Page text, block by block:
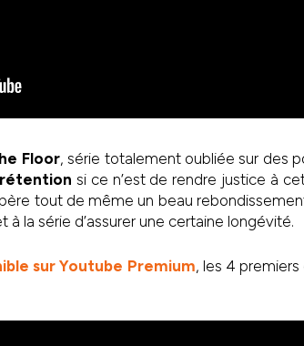
Floor, série totalement oubliée sur des
si ce n’est de rendre justice à
tout de même un beau
la série d’assurer une certaine longévité.
sur Youtube Premium, les 4